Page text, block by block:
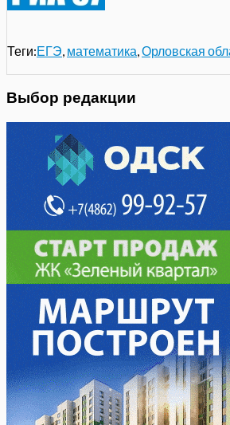
Теги:ЕГЭ математика Орловская
Выбор редакции